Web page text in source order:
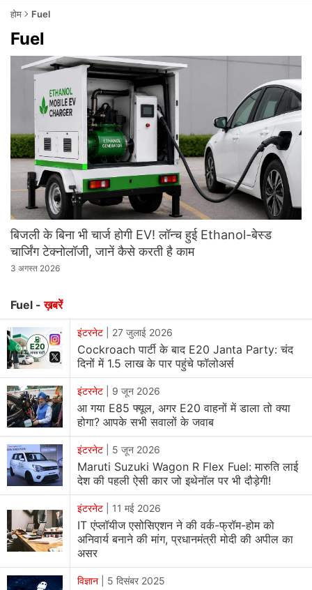
होम Fuel
Fuel
बिजली के बिना भी चार्ज होगी EV! लॉन्च हुई Ethanol-बेस्ड
चार्जिंग टेक्नोलॉजी, जानें कैसे करती है काम
3 अगस्त 2026
Fuel -ख़बरें
इंटरनेट 27 जुलाई 2026
Cockroach पार्टी के बाद E20 Janta Party: चंद
दिनों में 1.5 लाख के पार पहुंचे फॉलोअर्स
इंटरनेट 9 जून 2026
आ गया E85 फ्यूल, अगर E20 वाहनों में डाला तो क्या
होगा? आपके सभी सवालों के जवाब
इंटरनेट 5 जून 2026
Maruti Suzuki Wagon R Flex Fuel: मारुति लाई
देश की पहली ऐसी कार जो इथेनॉल पर भी दौड़ेगी!
इंटरनेट 11 मई 2026
IT एंप्लॉयीज एसोसिएशन ने की वर्क-फ्रॉम-होम को
अनिवार्य बनाने की मांग, प्रधानमंत्री मोदी की अपील का
असर
विज्ञान 5 दिसंबर 2025